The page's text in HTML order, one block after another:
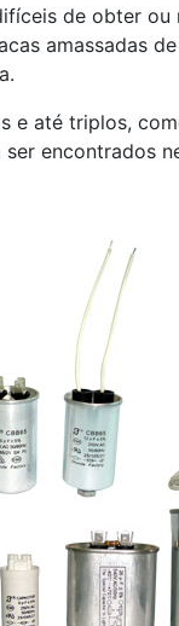
de obter ou
amassadas
e até triplos,
encontrados